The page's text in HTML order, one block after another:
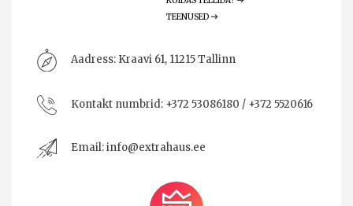
TEENUSED
Aadress: Kraavi 61, 11215 Tallinn
Kontakt numbrid: +372 53086180 / +372 5520616
Email:info@extrahaus.ee